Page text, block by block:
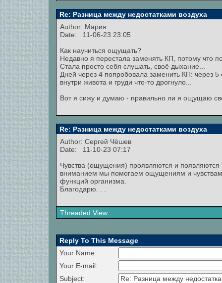
Re: Разница между недостатками воздуха
Author: Мария
Date: 11-06-23 23:05
Как научиться ощущать?
Недавно я перестала заменять КП, потому что
Стала просто себя слушать, своё дыхание...
Дней через 4 попробовала заменить КП: через 5
внутри живота и груди что-то дрогнуло...
Вот я сижу и думаю - правильно ли я ощущаю
Re: Разница между недостатками воздуха
Author: Сергей Чёшев
Date: 11-10-23 07:17
Чувства (ощущения) проявляются и
вниманием мы помогаем ощущениям и
функций организма.
Благодарю. . .
Threaded View
Reply To This Message
Your Name:
Your E-mail:
Subject: